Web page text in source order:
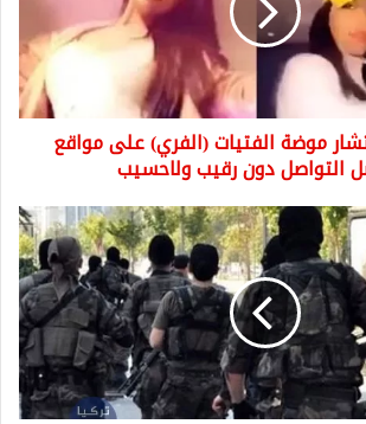
موضة الفتيات (الفري) على مواقع
التواصل دون رقيب ولاحسيب